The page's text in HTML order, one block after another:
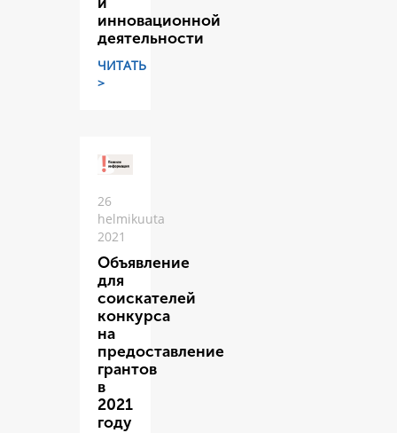
инновационной
деятельности
ЧИТАТЬ
>
26
helmikuuta
2021
Объявление
для
соискателей
конкурса
на
предоставление
грантов
в
2021
году